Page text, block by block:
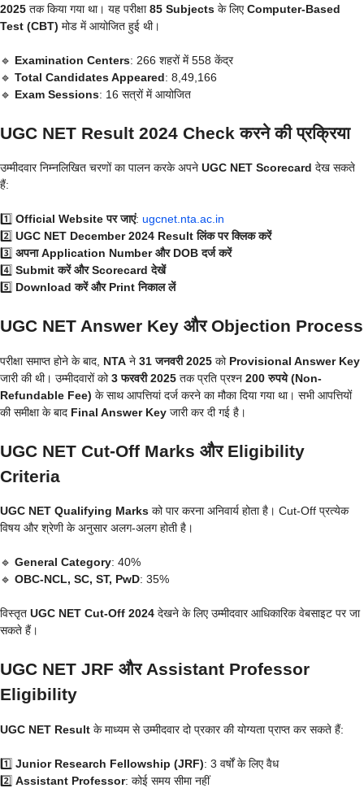
2025 तक किया गया था। यह परीक्षा85 Subjects के लिएComputer-Based
Test (CBT) मोड में आयोजित हुई थी।
🔹 Examination Centers: 266 शहरों में 558 केंद्र
🔹 Total Candidates Appeared: 8,49,166
🔹 Exam Sessions: 16 सत्रों में आयोजित
UGC NET Result 2024 Check करने की प्रक्रिया
उम्मीदवार निम्नलिखित चरणों का पालन करके अपने UGC NET Scorecard देख सकते
हैं:
1️⃣ Official Website पर जाएं: ugcnet.nta.ac.in
2️⃣ UGC NET December 2024 Result लिंक पर क्लिक करें
3️⃣ अपना Application Number और DOB दर्ज करें
4️⃣ Submit करें और Scorecard देखें
5️⃣ Download करें और Print निकाल लें
UGC NET Answer Key और Objection Process
परीक्षा समाप्त होने के बाद, NTA ने 31 जनवरी 2025 को Provisional Answer Key
जारी की थी। उम्मीदवारों को3 फरवरी 2025 तक प्रति प्रश्न 200 रुपये (Non-
Refundable Fee) के साथ आपत्तियां दर्ज करने का मौका दिया गया था। सभी आपत्तियों
की समीक्षा के बाद Final Answer Key जारी कर दी गई है।
UGC NET Cut-Off Marks और Eligibility
Criteria
UGC NET Qualifying Marks को पार करना अनिवार्य होता है। Cut-Off प्रत्येक
विषय और श्रेणी के अनुसार अलग-अलग होती है।
🔹 General Category: 40%
🔹 OBC-NCL, SC, ST, PwD: 35%
विस्तृत UGC NET Cut-Off 2024 देखने के लिए उम्मीदवार आधिकारिक वेबसाइट पर जा
सकते हैं।
UGC NET JRF और Assistant Professor
Eligibility
UGC NET Result के माध्यम से उम्मीदवार दो प्रकार की योग्यता प्राप्त कर सकते हैं:
1️⃣ Junior Research Fellowship (JRF): 3 वर्षों के लिए वैध
2️⃣ Assistant Professor: कोई समय सीमा नहीं